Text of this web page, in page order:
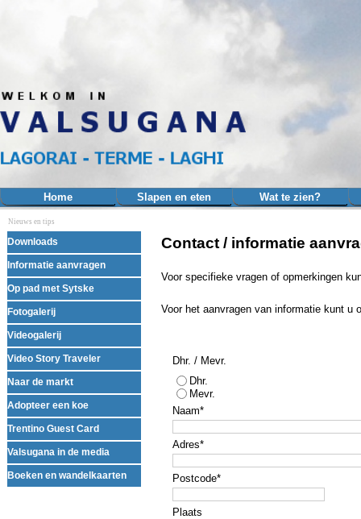
Home Slapen en eten ▼
Wat te zien?
Nieuws en tips
Menu overslaan
Downloads
Informatie aanvragen
Op pad met Sytske
Fotogalerij
Videogalerij
Video Story Traveler
Naar de markt
Adopteer een koe
Trentino Guest Card
Valsugana in de media
Boeken en wandelkaarten
Contact / informatie
Voor specifieke vragen of opmerkingen
Voor het aanvragen van informatie kunt u
Dhr. / Mevr.
Dhr.
Mevr.
Naam*
Adres*
Postcode*
Plaats